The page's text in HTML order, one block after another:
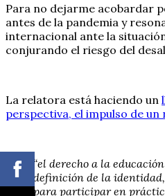
Para no dejarme acobardar
antes de la pandemia y
internacional ante la
conjurando el riesgo del
La relatora está haciendo un
perspectiva, el impulso de
“el derecho a la
definición de la
para participar en